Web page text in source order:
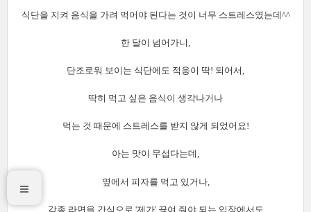
식단을 지켜 음식을 가려 먹어야 된다는 것이 너무 스트레스였는데^^
한 달이 넘어가니,
단조로워 보이는 식단에도 적응이 딱! 되어서,
딱히 먹고 싶은 음식이 생각나거나
먹는 것 때문에 스트레스를 받지 않게 되었어요!
아는 맛이 무섭다는데,
옆에서 피자를 먹고 있거나,
각종 라면을 간식으로 '제가' 끓여 줘야 되는 입장에서도